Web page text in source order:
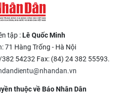
tập :Lê Quốc Minh
71 Hàng Trống - Hà Nội
54232 Fax: (84) 24 382 55593.
thuộc về Báo Nhân Dân